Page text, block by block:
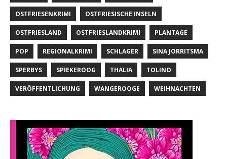
OSTFRIESENKRIMI OSTFRIESISCHE INSELN
OSTFRIESLAND OSTFRIESLANDKRIMI PLANTAGE
POP REGIONALKRIMI SCHLAGER SINA JORRITSMA
SPERBYS SPIEKEROOG THALIA TOLINO
VERÖFFENTLICHUNG WANGEROOGE WEIHNACHTEN